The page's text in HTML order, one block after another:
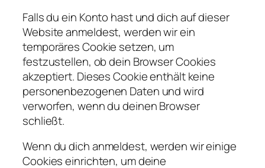
Falls du ein Konto hast und dich auf dieser
Website anmeldest, werden wir ein
temporäres Cookie setzen, um
festzustellen, ob dein Browser Cookies
akzeptiert. Dieses Cookie enthält keine
personenbezogenen Daten und wird
verworfen, wenn du deinen Browser
schließt.
Wenn du dich anmeldest, werden wir einige
Cookies einrichten, um deine